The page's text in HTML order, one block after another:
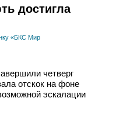
достигла
«БКС Мир
четверг
отскок на фоне
эскалации